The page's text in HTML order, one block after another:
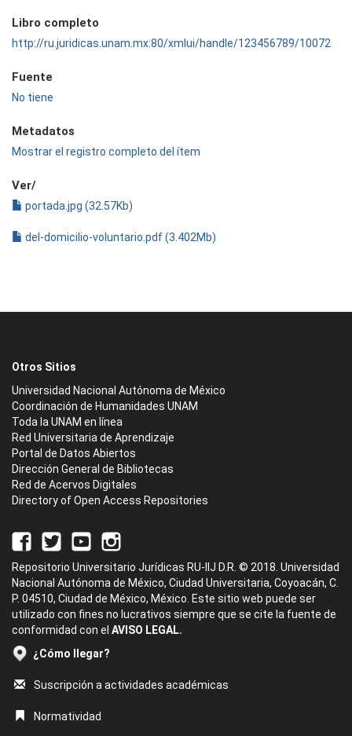
Libro completo
http://ru.juridicas.unam.mx:80/xmlui/handle/123456789/10072
Fuente
No tiene
Metadatos
Mostrar el registro completo del ítem
Ver/
portada.jpg (32.57Kb)
del-domicilio-voluntario.pdf (3.402Mb)
Otros Sitios
Universidad Nacional Autónoma de México
Coordinación de Humanidades UNAM
Toda la UNAM en línea
Red Universitaria de Aprendizaje
Portal de Datos Abiertos
Dirección General de Bibliotecas
Red de Acervos Digitales
Directory of Open Access Repositories
Repositorio Universitario Jurídicas RU-IIJ D.R. © 2018. Universidad
Nacional Autónoma de México, Ciudad Universitaria, Coyoacán, C.
P. 04510, Ciudad de México, México. Este sitio web puede ser
utilizado con fines no lucrativos siempre que se cite la fuente de
conformidad con el AVISO LEGAL.
¿Cómo llegar?
Suscripción a actividades académicas
Normatividad